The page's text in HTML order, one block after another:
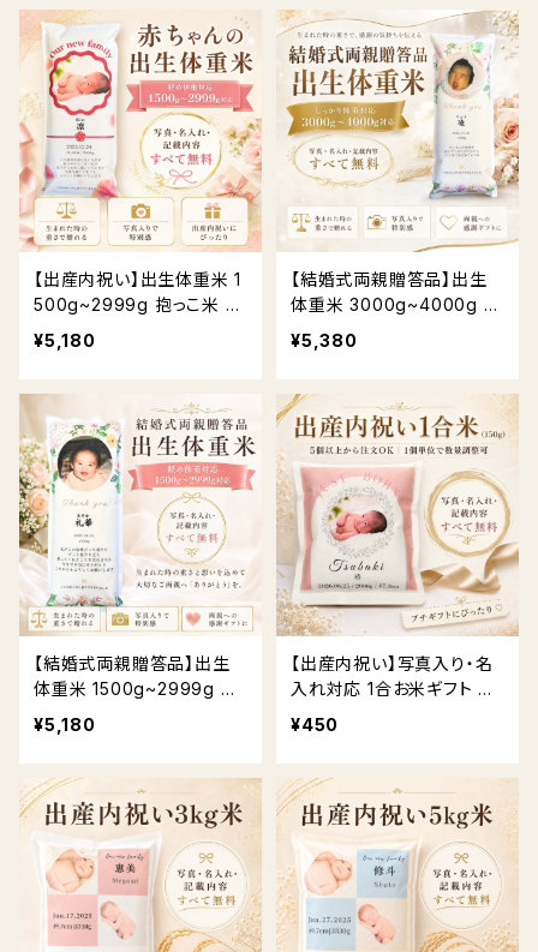
【出産内祝い】出生体重米 1
500g~2999g 抱っこ米 体
重米｜写真入り・名入れ対
応 送料無料
¥5,180
【結婚式両親贈答品】出生
体重米 3000g~4000g 抱
っこ米 体重米｜写真入り・
名入れ対応 送料無料
¥5,380
【結婚式両親贈答品】出生
体重米 1500g~2999g 抱
っこ米 体重米｜写真入り・
名入れ対応 送料無料
¥5,180
【出産内祝い】写真入り・名
入れ対応 1合お米ギフト 送
料無料
¥450